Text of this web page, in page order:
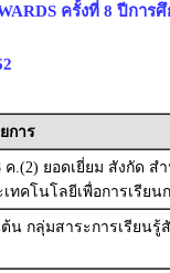
ครั้งที่ 8 ปีการ
การ
.(2) ยอดเยี่ยม สังกัด ส
คโนโลยีเพื่อการเรียน
น กลุ่มสาระการเรียนรู้